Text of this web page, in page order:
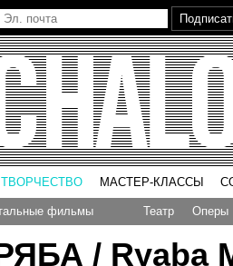
ТВОРЧЕСТВО МАСТЕР-КЛАССЫ
фильмы Театр Оперы
/ Ryaba